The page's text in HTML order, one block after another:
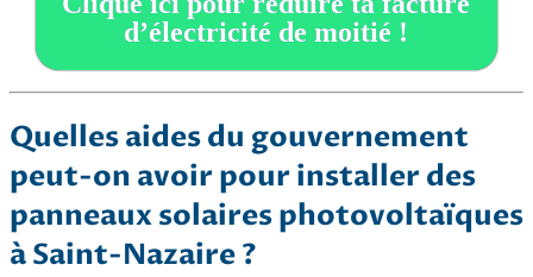
d’électricité de moitié !
Quelles aides du gouvernement
peut-on avoir pour installer des
panneaux solaires photovoltaïques
à Saint-Nazaire ?